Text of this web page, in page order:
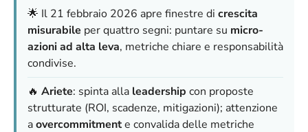
🌟 Il 21 febbraio 2026 apre finestre di crescita
misurabile per quattro segni: puntare su micro-
azioni ad alta leva, metriche chiare e responsabilità
condivise.
🔥 Ariete: spinta alla leadership con proposte
strutturate (ROI, scadenze, mitigazioni); attenzione
aovercommitmente convalida delle metriche